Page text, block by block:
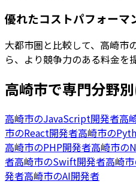
優れたコストパフォーマ
大都市圏と比較して、高崎市
ら、より競争力のある料金を
高崎市で専門分野
高崎市のJavaScript開発者高
市のReact開発者高崎市の
高崎市のPHP開発者高崎市の
者高崎市のSwift開発者高崎市
発者高崎市のAI開発者